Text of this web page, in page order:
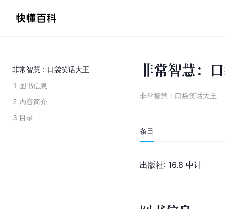
非常智慧：口袋笑话大王
1 图书信息
2 内容简介
3 目录
非常智慧：
非常智慧：口袋笑话大王
条目
出版社: 16.8 中计